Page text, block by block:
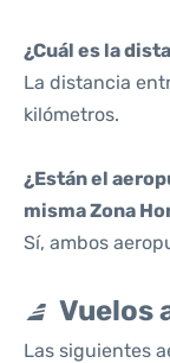
¿Cuál es la
La distancia
kilómetros.
¿Están el
misma Zona
Sí, ambos
Vuelos
Las siguientes